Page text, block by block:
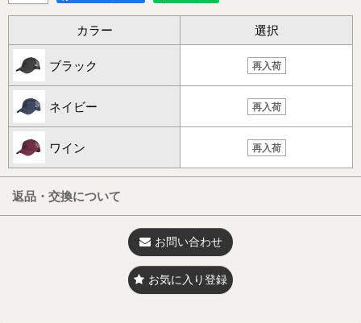
カラー 選択
ブラック 再入荷
ネイビー 再入荷
ワイン 再入荷
返品・交換について
お問い合わせ
お気に入り登録